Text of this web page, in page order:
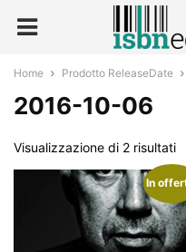
Home Prodotto ReleaseDate
2016-10-06
Visualizzazione di 2 risultati
In